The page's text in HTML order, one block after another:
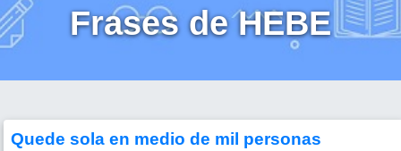
Frases de HEBE
Quede sola en medio de mil personas